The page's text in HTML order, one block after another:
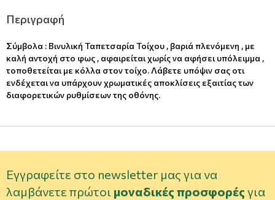
Περιγραφή
Σύμβολα : Βινυλική Ταπετσαρία Τοίχου , βαριά πλενόμενη , με
καλή αντοχή στο φως , αφαιρείται χωρίς να αφήσει υπόλειμμα ,
τοποθετείται με κόλλα στον τοίχο. Λάβετε υπόψιν σας οτι
ενδέχεται να υπάρχουν χρωματικές αποκλίσεις εξαιτίας των
διαφορετικών ρυθμίσεων της οθόνης.
Εγγραφείτε στο newsletter μας για να
λαμβάνετε πρώτοι μοναδικές προσφορές για